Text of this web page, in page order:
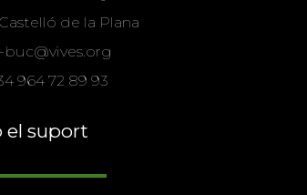
de la Plana
buc@vives.org
964 72 89 93
el suport